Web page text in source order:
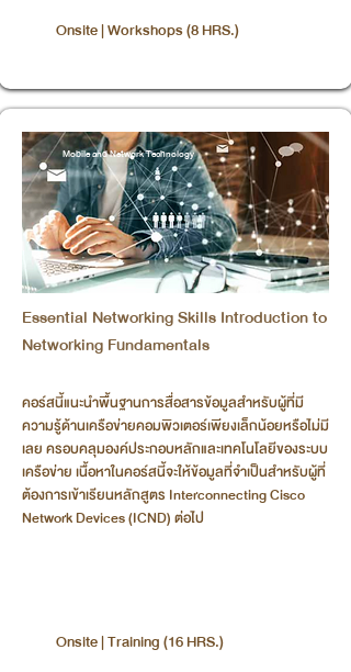
Onsite | Workshops (8 HRS.)
Mobile and Network Technology
Essential Networking Skills Introduction to
Networking Fundamentals
คอร์สนี้แนะนำพื้นฐานการสื่อสารข้อมูลสำหรับผู้ที่มี
ความรู้ด้านเครือข่ายคอมพิวเตอร์เพียงเล็กน้อยหรือไม่มี
เลย ครอบคลุมองค์ประกอบหลักและเทคโนโลยีของระบบ
เครือข่าย เนื้อหาในคอร์สนี้จะให้ข้อมูลที่จำเป็นสำหรับผู้ที่
ต้องการเข้าเรียนหลักสูตร Interconnecting Cisco
Network Devices (ICND) ต่อไป
Onsite | Training (16 HRS.)